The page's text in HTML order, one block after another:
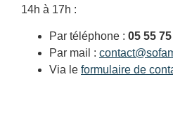
14h à 17h :
Par téléphone : 05 55
Par mail :
Via le formulaire de